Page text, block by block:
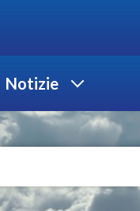
Notizie